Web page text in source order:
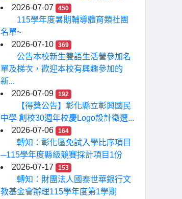
2026-07-07
450
115學年度暑期輔導體育類社團
名單~
2026-07-10
369
公告本校新生雙語生活營參加名
單及梯次，歡迎本校有興趣參加的
新...
2026-07-09
192
【得獎公告】彰化縣立彰興國民
中學 創校30週年校慶Logo設計徵選...
2026-07-06
164
轉知：彰化區免試入學比序項目
─115學年度縣級競賽採計項目1份
2026-07-17
153
轉知：財團法人國泰世華銀行文
教基金會辦理115學年度第1學期